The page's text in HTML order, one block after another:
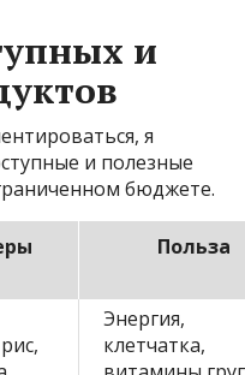
и
я
и полезные
бюджете.
Польза
Энергия,
клетчатка,